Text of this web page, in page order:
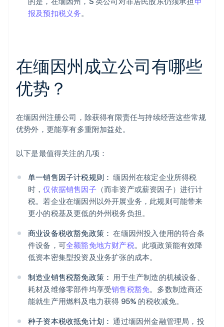
报及预扣税义务。
在缅因州成立公司有哪些
优势？
在缅因州注册公司，除获得有限责任与持续经营这些常规
优势外，更能享有多重附加益处。
以下是最值得关注的几项：
单一销售因子计税规则： 缅因州在核定企业所得税
时，仅依据销售因子（而非资产或薪资因子）进行计
税。若企业在缅因州以外开展业务，此规则可能带来
更小的税基及更低的外州税务负担。
商业设备税收豁免政策： 在缅因州投入使用的符合条
件设备，可全额豁免地方财产税。此项政策能有效降
低资本密集型投资及业务扩张的成本。
制造业销售税豁免政策： 用于生产制造的机械设备、
耗材及维修零部件均享受销售税豁免。多数制造商还
能就生产用燃料及电力获得 95% 的税收减免。
种子资本税收抵免计划： 通过缅因州金融管理局，投